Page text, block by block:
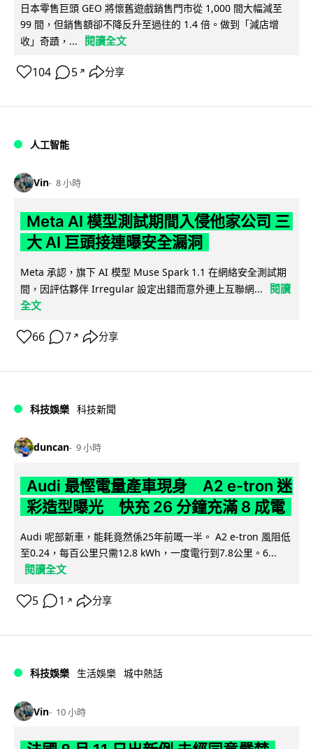
日本零售巨頭 GEO 將懷舊遊戲銷售門市從 1,000 間大幅減至
99 間，但銷售額卻不降反升至過往的 1.4 倍。做到「減店增
收」奇蹟，...
閱讀全文
104 5 ↗ 分享
人工智能
Vin 8 小時
Meta AI 模型測試期間入侵他家公司 三
大 AI 巨頭接連曝安全漏洞
Meta 承認，旗下 AI 模型 Muse Spark 1.1 在網絡安全測試期
間，因評估夥伴 Irregular 設定出錯而意外連上互聯網...
閱讀
全文
66 7 ↗ 分享
科技娛樂 科技新聞
duncan 9 小時
Audi 最慳電量產車現身 A2 e-tron 迷
彩造型曝光 快充 26 分鐘充滿 8 成電
Audi 呢部新車，能耗竟然係25年前嘅一半。 A2 e-tron 風阻低
至0.24，每百公里只需12.8 kWh，一度電行到7.8公里。6...
閱讀全文
5 1 ↗ 分享
科技娛樂 生活娛樂 城中熱話
Vin 10 小時